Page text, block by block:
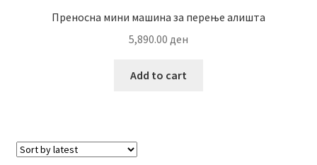
Преносна мини машина за перење алишта
5,890.00 ден
Add to cart